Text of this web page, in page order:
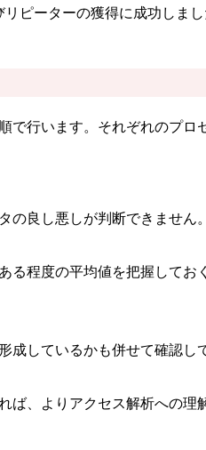
ピーターの獲得に成功しまし
で行います。それぞれのプロ
の良し悪しが判断できません。
る程度の平均値を把握して
成しているかも併せて確認
ば、よりアクセス解析への理